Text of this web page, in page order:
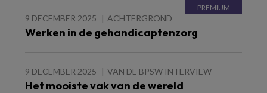
9 DECEMBER 2025 ACHTERGROND
Werken in de gehandicaptenzorg
9 DECEMBER 2025 VAN DE BPSW INTERVIEW
Het mooiste vak van de wereld